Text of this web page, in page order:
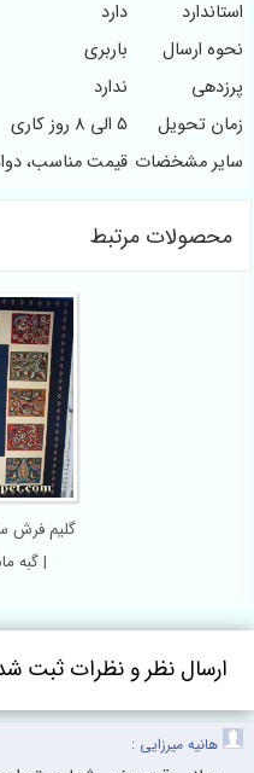
استاندارد
دارد
نحوه ارسال
باربری
پرزدهی
ندارد
زمان تحویل
5 الی 8 روز کاری
سایر مشخضات قیمت مناسب،
محصولات مرتبط
| گبه
ارسال نظر و نظرات ثبت
هانیه میرزایی :